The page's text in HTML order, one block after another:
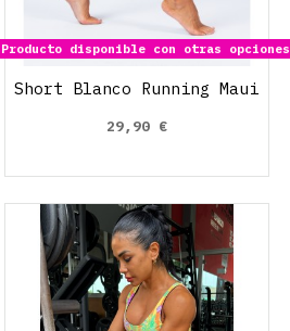
Producto disponible con otras opciones
Short Blanco Running Maui
29,90 €